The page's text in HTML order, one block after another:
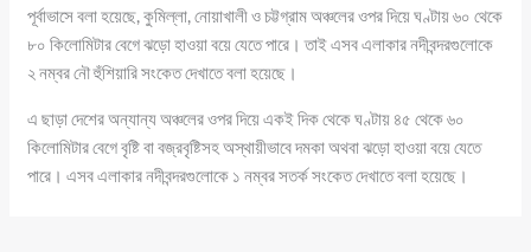
পূর্বাভাসে বলা হয়েছে, কুমিল্লা, নোয়াখালী ও চট্টগ্রাম অঞ্চলের ওপর দিয়ে ঘণ্টায় ৬০ থেকে
৮০ কিলোমিটার বেগে ঝড়ো হাওয়া বয়ে যেতে পারে। তাই এসব এলাকার নদীবন্দরগুলোকে
২ নম্বর নৌ হুঁশিয়ারি সংকেত দেখাতে বলা হয়েছে।
এ ছাড়া দেশের অন্যান্য অঞ্চলের ওপর দিয়ে একই দিক থেকে ঘণ্টায় ৪৫ থেকে ৬০
কিলোমিটার বেগে বৃষ্টি বা বজ্রবৃষ্টিসহ অস্থায়ীভাবে দমকা অথবা ঝড়ো হাওয়া বয়ে যেতে
পারে। এসব এলাকার নদীবন্দরগুলোকে ১ নম্বর সতর্ক সংকেত দেখাতে বলা হয়েছে।